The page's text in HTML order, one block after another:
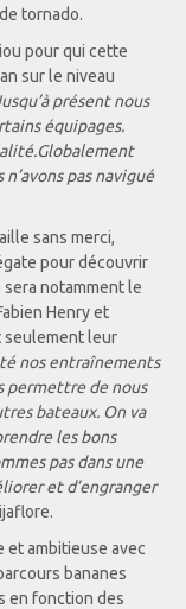
tornado.
pour qui cette
sur le niveau
présent nous
équipages.
pas navigué
sans merci,
pour découvrir
notamment le
Henry et
seulement leur
nos entraînements
permettre de nous
bateaux. On va
les bons
pas dans une
et d’engranger
et ambitieuse avec
bananes
en fonction des